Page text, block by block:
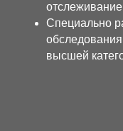
Специально
обследования
высшей